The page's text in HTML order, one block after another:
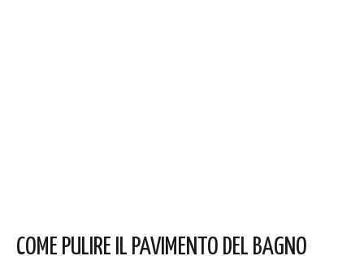
COME PULIRE IL PAVIMENTO DEL BAGNO